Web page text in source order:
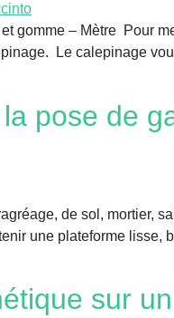
gomme – Mètre Pour
Le calepinage
pose de
de sol,
une plateforme
sur